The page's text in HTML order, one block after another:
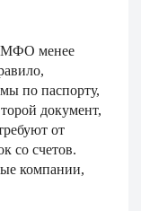
МФО менее
по паспорту,
документ,
от
со счетов.
компании,